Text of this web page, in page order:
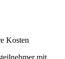
Kosten
mit